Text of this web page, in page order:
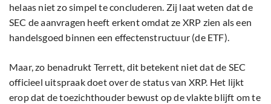
helaas niet zo simpel te concluderen. Zij laat weten dat de
SEC de aanvragen heeft erkent omdat ze XRP zien als een
handelsgoed binnen een effectenstructuur (de ETF).
Maar, zo benadrukt Terrett, dit betekent niet dat de SEC
officieel uitspraak doet over de status van XRP. Het lijkt
erop dat de toezichthouder bewust op de vlakte blijft om te